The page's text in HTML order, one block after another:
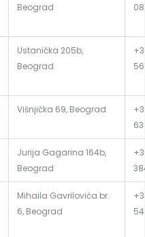
Beograd
Ustanička 205b,
Beograd
Višnjička 69, Beograd
Jurija Gagarina 164b,
Beograd
Mihaila Gavrilovića br.
6, Beograd